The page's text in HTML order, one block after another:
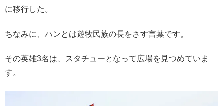
に移行した。
ちなみに、ハンとは遊牧民族の長をさす言葉です。
その英雄3名は、スタチューとなって広場を見つめていま
す。